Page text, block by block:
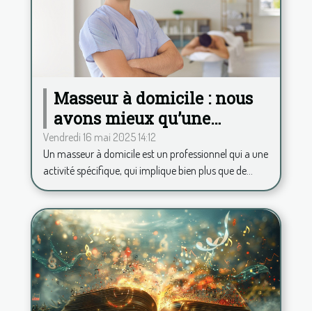
Masseur à domicile : nous
avons mieux qu’une
application pour calculer
vos frais kilométriques !
Vendredi 16 mai 2025 14:12
Un masseur à domicile est un professionnel qui a une
activité spécifique, qui implique bien plus que de...